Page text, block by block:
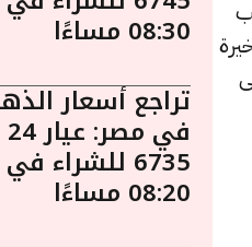
الذهب
08:30 مساءًا
تراجع أسعار
6735 للشراء
08:20 مساءًا